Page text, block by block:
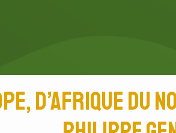
d’Afrique du